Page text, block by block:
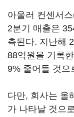
아울러 컨센서
2분기 매출은
측된다. 지난해
88억원을 기록
9% 줄어들 것으
다만, 회사는 올
가 나타날 것으